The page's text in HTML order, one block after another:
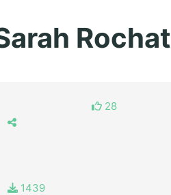
Rochat
28
1439